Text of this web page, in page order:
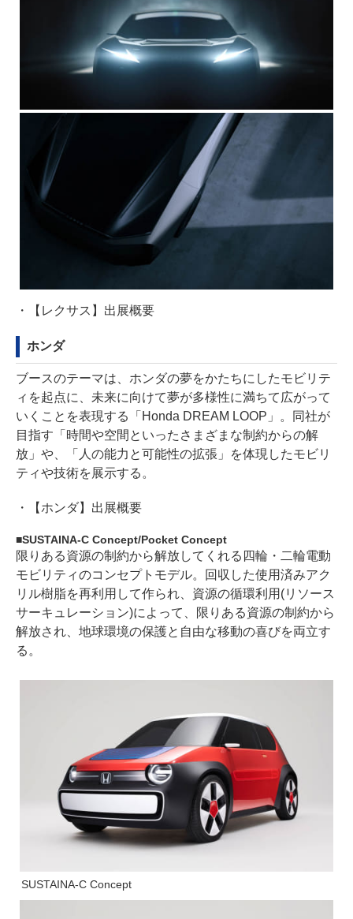
・ 【レクサス】出展概要
ホンダ
ブースのテーマは、ホンダの夢をかたちにしたモビリテ
ィを起点に、未来に向けて夢が多様性に満ちて広がって
いくことを表現する「Honda DREAM LOOP」。同社が
目指す「時間や空間といったさまざまな制約からの解
放」や、「人の能力と可能性の拡張」を体現したモビリ
ティや技術を展示する。
・ 【ホンダ】出展概要
SUSTAINA-C Concept/Pocket Concept
限りある資源の制約から解放してくれる四輪・二輪電動
モビリティのコンセプトモデル。回収した使用済みアク
リル樹脂を再利用して作られ、資源の循環利用(リソース
サーキュレーション)によって、限りある資源の制約から
解放され、地球環境の保護と自由な移動の喜びを両立す
る。
SUSTAINA-C Concept